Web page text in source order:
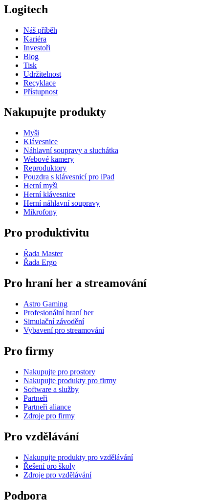
Logitech
Náš příběh
Kariéra
Investoři
Blog
Tisk
Udržitelnost
Recyklace
Přístupnost
Nakupujte produkty
Myši
Klávesnice
Náhlavní soupravy a sluchátka
Webové kamery
Reproduktory
Pouzdra s klávesnicí pro iPad
Herní myši
Herní klávesnice
Herní náhlavní soupravy
Mikrofony
Pro produktivitu
Řada Master
Řada Ergo
Pro hraní her a streamování
Astro Gaming
Profesionální hraní her
Simulační závodění
Vybavení pro streamování
Pro firmy
Nakupujte pro prostory
Nakupujte produkty pro firmy
Software a služby
Partneři
Partneři aliance
Zdroje pro firmy
Pro vzdělávání
Nakupujte produkty pro vzdělávání
Řešení pro školy
Zdroje pro vzdělávání
Podpora